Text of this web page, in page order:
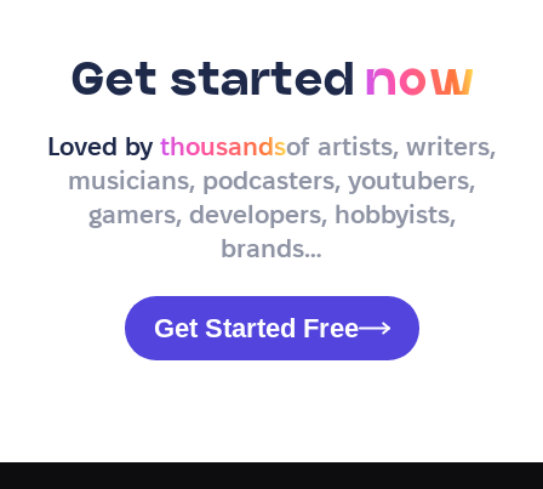
Get started now
Loved by thousandsof artists, writers,
musicians, podcasters, youtubers,
gamers, developers, hobbyists,
brands…
Get Started Free